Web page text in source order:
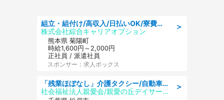
＞
組立・組付け/高収入/日払いOK/寮費無料/交替制/20・30・40代活躍中
株式会社綜合キャリアオプション
熊本県 菊陽町
時給1,600円～2,000円
正社員 / 派遣社員
スポンサー：求人ボックス
＞
「残業ほぼなし」介護タクシー/自動車免許必須/正職員/日勤のみ/デイサービス
社会福祉法人親愛会/親愛の丘デイサービス